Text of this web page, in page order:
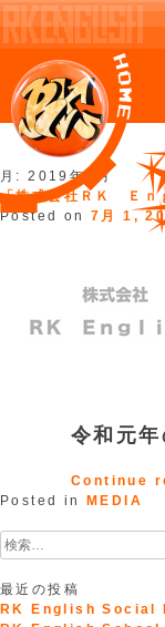
Skip
to
content
月:2019年7月
「株式会社ＲＫ Ｅｎ
Posted on 7月 1,
令和元
Continue
Posted in MEDIA
検
索:
最近の投稿
RK English Social